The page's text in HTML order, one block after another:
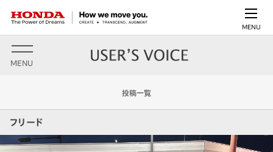
MENU
MENU
投稿一覧
フリード